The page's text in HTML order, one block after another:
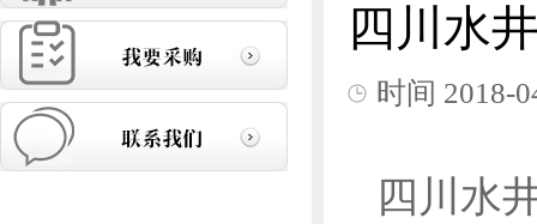
四川水
时间 2018-
四川水